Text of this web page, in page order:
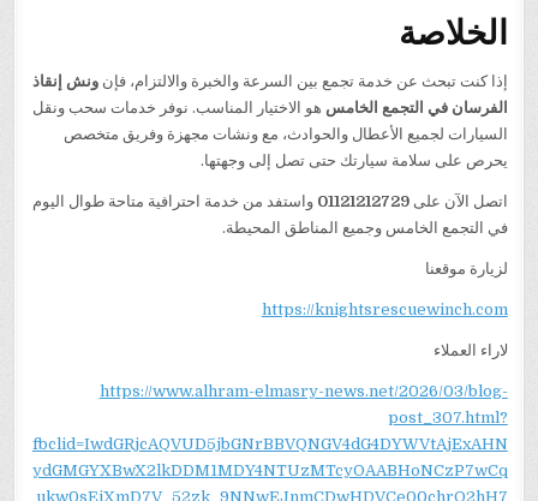
الخلاصة
إذا كنت تبحث عن خدمة تجمع بين السرعة والخبرة والالتزام، فإنونش إنقاذ
الفرسان في التجمع الخامس هو الاختيار المناسب. نوفر خدمات سحب ونقل
السيارات لجميع الأعطال والحوادث، مع ونشات مجهزة وفريق متخصص
يحرص على سلامة سيارتك حتى تصل إلى وجهتها.
اتصل الآن على01121212729 واستفد من خدمة احترافية متاحة طوال اليوم
في التجمع الخامس وجميع المناطق المحيطة.
لزيارة موقعنا
https://knightsrescuewinch.com
لاراء العملاء
https://www.alhram-elmasry-news.net/2026/03/blog-
post_307.html?
fbclid=IwdGRjcAQVUD5jbGNrBBVQNGV4dG4DYWVtAjExAHN
ydGMGYXBwX2lkDDM1MDY4NTUzMTcyOAABHoNCzP7wCq
ukw0sEjXmD7V_52zk_9NNwEJnmCDwHDVCe00chrO2hH7